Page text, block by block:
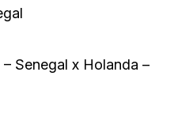
– Senegal x Holanda –